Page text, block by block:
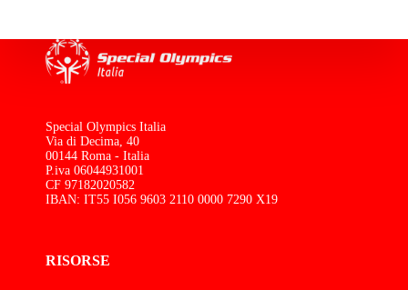
Special Olympics Italia
Via di Decima, 40
00144 Roma - Italia
P.iva 06044931001
CF 97182020582
IBAN: IT55 I056 9603 2110 0000 7290 X19
RISORSE